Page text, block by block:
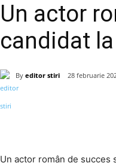
Un actor
candidat
By editor stiri 28 februarie
Un actor român de succes